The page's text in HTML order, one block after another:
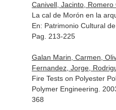
Canivell, Jacinto, Romero
La cal de Morón en la
En: Patrimonio Cultural
Pag. 213-225
Galan Marin, Carmen,
Fernandez, Jorge,
Fire Tests on Polyester
Polymer Engineering .
368